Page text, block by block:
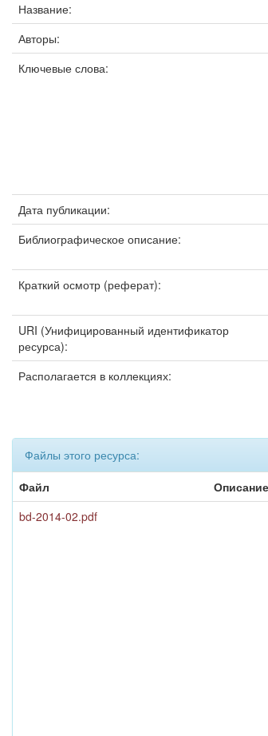
Название:
Авторы:
Ключевые слова:
Дата публикации:
Библиографическое описание:
Краткий осмотр (реферат):
URI (Унифицированный идентификатор
ресурса):
Располагается в коллекциях:
Файлы этого ресурса:
Файл
Описание
bd-2014-02.pdf